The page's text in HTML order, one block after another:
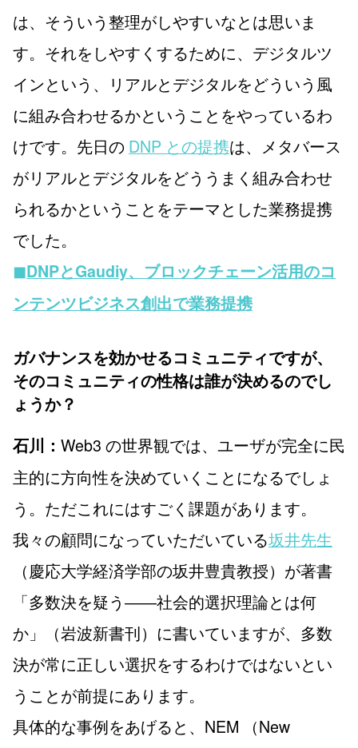
は、そういう整理がしやすいなとは思いま
す。それをしやすくするために、デジタルツ
インという、リアルとデジタルをどういう風
に組み合わせるかということをやっているわ
けです。先日の DNP との提携は、メタバース
がリアルとデジタルをどううまく組み合わせ
られるかということをテーマとした業務提携
でした。
◼︎DNPとGaudiy、ブロックチェーン活用のコ
ンテンツビジネス創出で業務提携
ガバナンスを効かせるコミュニティですが、
そのコミュニティの性格は誰が決めるのでし
ょうか？
石川： Web3 の世界観では、ユーザが完全に民
主的に方向性を決めていくことになるでしょ
う。ただこれにはすごく課題があります。
我々の顧問になっていただいている坂井先生
（慶応大学経済学部の坂井豊貴教授）が著書
「多数決を疑う――社会的選択理論とは何
か」（岩波新書刊）に書いていますが、多数
決が常に正しい選択をするわけではないとい
うことが前提にあります。
具体的な事例をあげると、NEM （New